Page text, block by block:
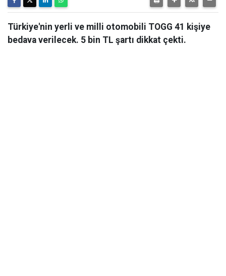
Türkiye'nin yerli ve milli otomobili TOGG 41 kişiye
bedava verilecek. 5 bin TL şartı dikkat çekti.